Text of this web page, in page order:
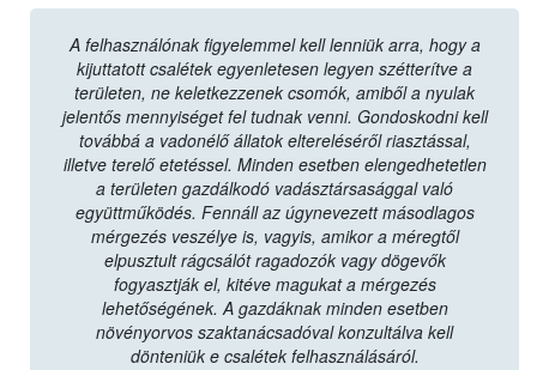
A felhasználónak figyelemmel kell lenniük arra, hogy a
kijuttatott csalétek egyenletesen legyen szétterítve a
területen, ne keletkezzenek csomók, amiből a nyulak
jelentős mennyiséget fel tudnak venni. Gondoskodni kell
továbbá a vadonélő állatok eltereléséről riasztással,
illetve terelő etetéssel. Minden esetben elengedhetetlen
a területen gazdálkodó vadásztársasággal való
együttműködés. Fennáll az úgynevezett másodlagos
mérgezés veszélye is, vagyis, amikor a méregtől
elpusztult rágcsálót ragadozók vagy dögevők
fogyasztják el, kitéve magukat a mérgezés
lehetőségének. A gazdáknak minden esetben
növényorvos szaktanácsadóval konzultálva kell
dönteniük e csalétek felhasználásáról.